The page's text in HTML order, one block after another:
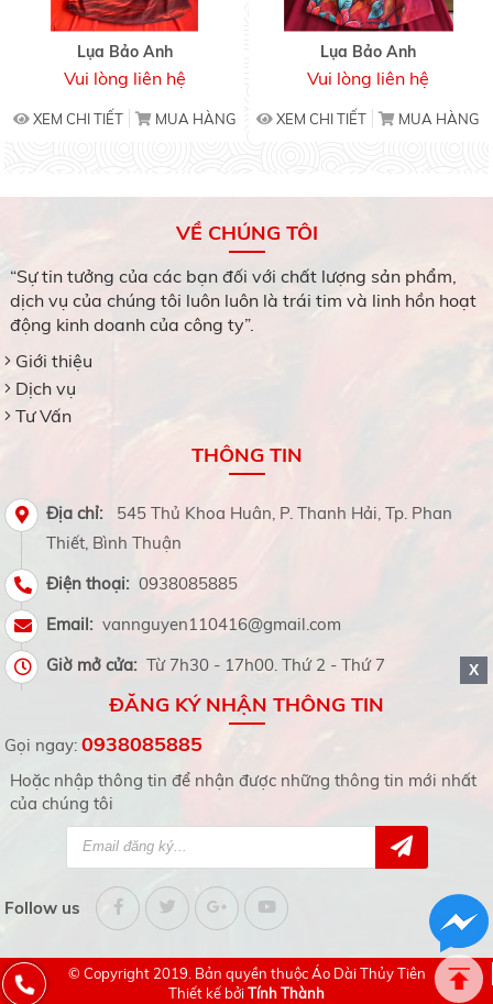
Lụa Bảo Anh
Vui lòng liên hệ
XEM CHI TIẾT MUA HÀNG
Lụa Bảo Anh
Vui lòng liên hệ
XEM CHI TIẾT MUA HÀNG
VỀ CHÚNG TÔI
“Sự tin tưởng của các bạn đối với chất lượng sản phẩm,
dịch vụ của chúng tôi luôn luôn là trái tim và linh hồn hoạt
động kinh doanh của công ty”.
Giới thiệu
Dịch vụ
Tư Vấn
THÔNG TIN
Địa chỉ:
545 Thủ Khoa Huân, P. Thanh Hải, Tp. Phan
Thiết, Bình Thuận
Điện thoại: 0938085885
Email: vannguyen110416@gmail.com
Giờ mở cửa: Từ 7h30 - 17h00. Thứ 2 - Thứ 7
ĐĂNG KÝ NHẬN THÔNG TIN
Gọi ngay:0938085885
Hoặc nhập thông tin để nhận được những thông tin mới nhất
của chúng tôi
Follow us
© Copyright 2019. Bản quyền thuộcÁo Dài Thủy Tiên
Thiết kế bởiTính Thành
X